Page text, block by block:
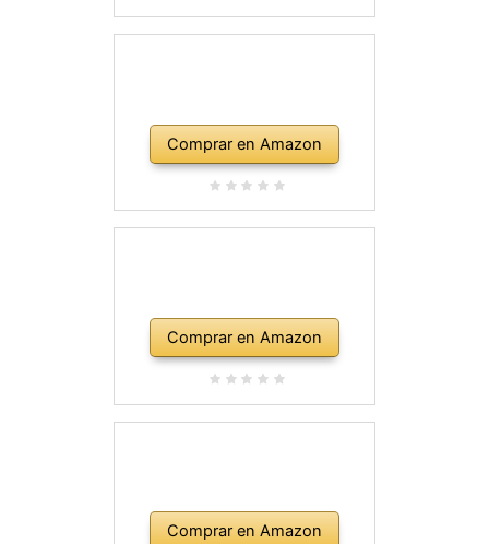
Comprar en Amazon
Comprar en Amazon
Comprar en Amazon